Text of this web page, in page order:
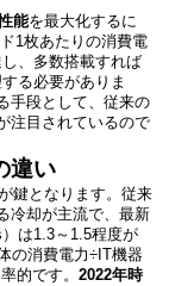
能を最大化するに
1枚あたりの消費電
、多数搭載すれば
る必要がありま
手段として、従来の
注目されているので
違い
鍵となります。従来
冷却が主流で、最新
は1.3～1.5程度が
の消費電力÷IT機器
的です。2022年時